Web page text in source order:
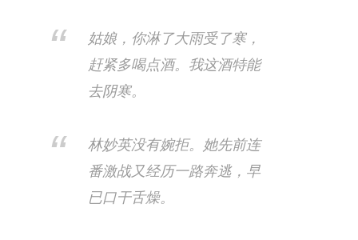
姑娘，你淋了大雨受了寒，
赶紧多喝点酒。我这酒特能
去阴寒。​
林妙英没有婉拒。她先前连
番激战又经历一路奔逃，早
已口干舌燥。